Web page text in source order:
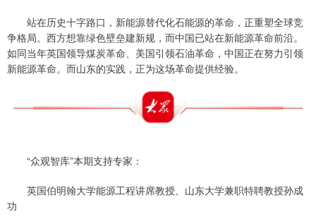
站在历史十字路口，新能源替代化石能源的革命，正重塑全球竞
争格局。西方想靠绿色壁垒建新规，而中国已站在新能源革命前沿。
如同当年英国领导煤炭革命、美国引领石油革命，中国正在努力引领
新能源革命。而山东的实践，正为这场革命提供经验。
“众观智库”本期支持专家：
英国伯明翰大学能源工程讲席教授、山东大学兼职特聘教授孙成
功